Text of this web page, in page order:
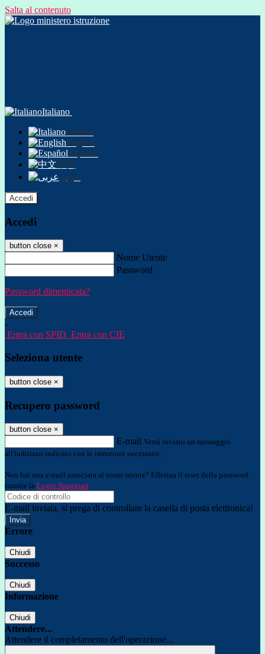
Salta al contenuto
Italiano
Italiano
English
Español
中文
عربى
Accedi
Accedi
button close ×
Nome Utente
Password
Password dimenticata?
-
Entra con SPID Entra con CIE
Seleziona utente
button close ×
Recupero password
button close ×
E-mail Verrà inviato un messaggio
all'indirizzo indicato con le istruzioni necessarie.
Non hai una e-mail associata al nome utente? Effettua il reset della password
tramite la Login Spaggiari
E-mail inviata, si prega di controllare la casella di posta elettronica!
Errore
Chiudi
Successo
Chiudi
Informazione
Chiudi
Attendere...
Attendere il completamento dell'operazione...